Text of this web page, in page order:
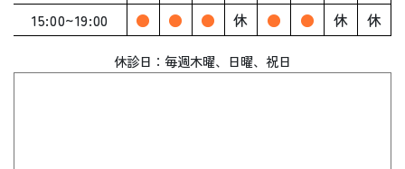
15:00~19:00
● ● ● 休 ● ● 休 休
休診日：毎週木曜、 日曜、祝日